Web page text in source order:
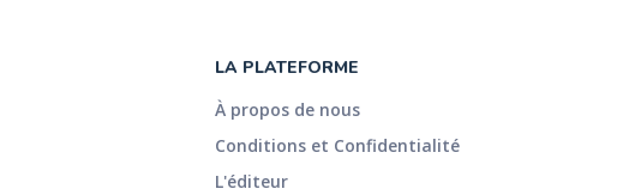
LA PLATEFORME
À propos de nous
Conditions et Confidentialité
L'éditeur